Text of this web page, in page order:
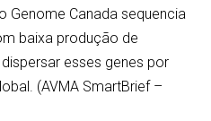
Genome Canada sequencia
baixa produção de
esses genes por
(AVMA SmartBrief –